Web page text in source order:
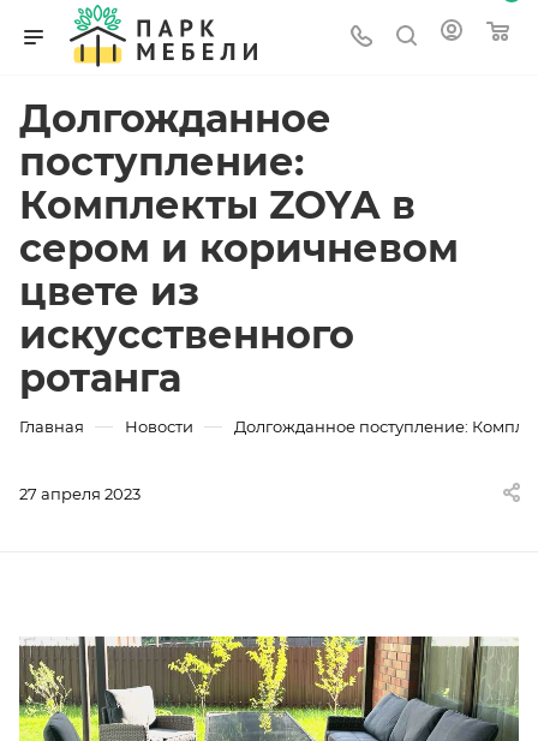
Долгожданное
поступление:
Комплекты ZOYA в
сером и коричневом
цвете из
искусственного
ротанга
Главная — Новости — Долгожданное поступление:
27 апреля 2023